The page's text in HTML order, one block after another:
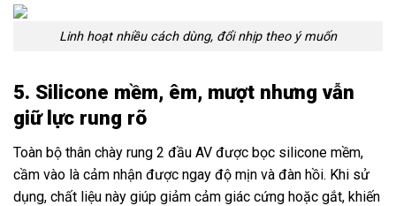
Linh hoạt nhiều cách dùng, đổi nhịp theo ý muốn
5. Silicone mềm, êm, mượt nhưng vẫn
giữ lực rung rõ
Toàn bộ thân chày rung 2 đầu AV được bọc silicone mềm,
cầm vào là cảm nhận được ngay độ mịn và đàn hồi. Khi sử
dụng, chất liệu này giúp giảm cảm giác cứng hoặc gắt, khiến